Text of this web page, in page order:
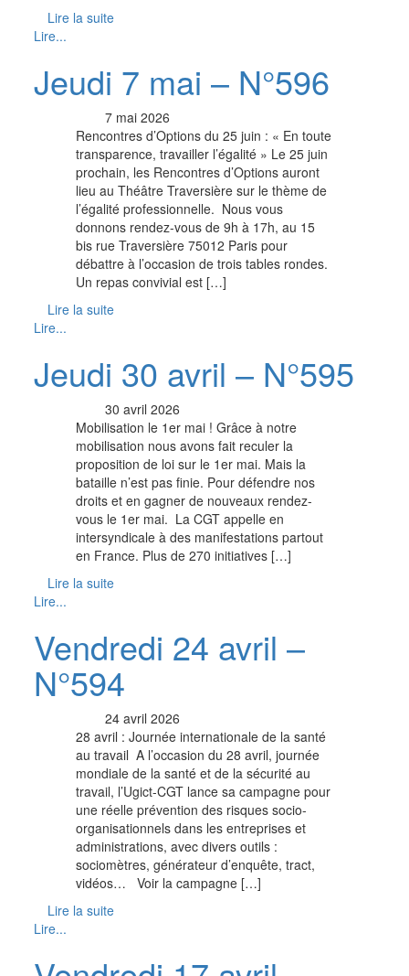
Lire la suite
Lire...
Jeudi 7 mai – N°596
7 mai 2026
Rencontres d’Options du 25 juin : « En toute
transparence, travailler l’égalité » Le 25 juin
prochain, les Rencontres d’Options auront
lieu au Théâtre Traversière sur le thème de
l’égalité professionnelle. Nous vous
donnons rendez-vous de 9h à 17h, au 15
bis rue Traversière 75012 Paris pour
débattre à l’occasion de trois tables rondes.
Un repas convivial est […]
Lire la suite
Lire...
Jeudi 30 avril – N°595
30 avril 2026
Mobilisation le 1er mai ! Grâce à notre
mobilisation nous avons fait reculer la
proposition de loi sur le 1er mai. Mais la
bataille n’est pas finie. Pour défendre nos
droits et en gagner de nouveaux rendez-
vous le 1er mai. ­ La CGT appelle en
intersyndicale à des manifestations partout
en France. Plus de 270 initiatives […]
Lire la suite
Lire...
Vendredi 24 avril –
N°594
24 avril 2026
28 avril : Journée internationale de la santé
au travail A l’occasion du 28 avril, journée
mondiale de la santé et de la sécurité au
travail, l’Ugict-CGT lance sa campagne pour
une réelle prévention des risques socio-
organisationnels dans les entreprises et
administrations, avec divers outils :
sociomètres, générateur d’enquête, tract,
vidéos… ­ ­ Voir la campagne […]
Lire la suite
Lire...